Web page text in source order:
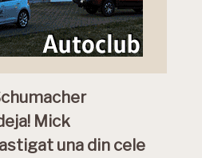
Mick
una din cele